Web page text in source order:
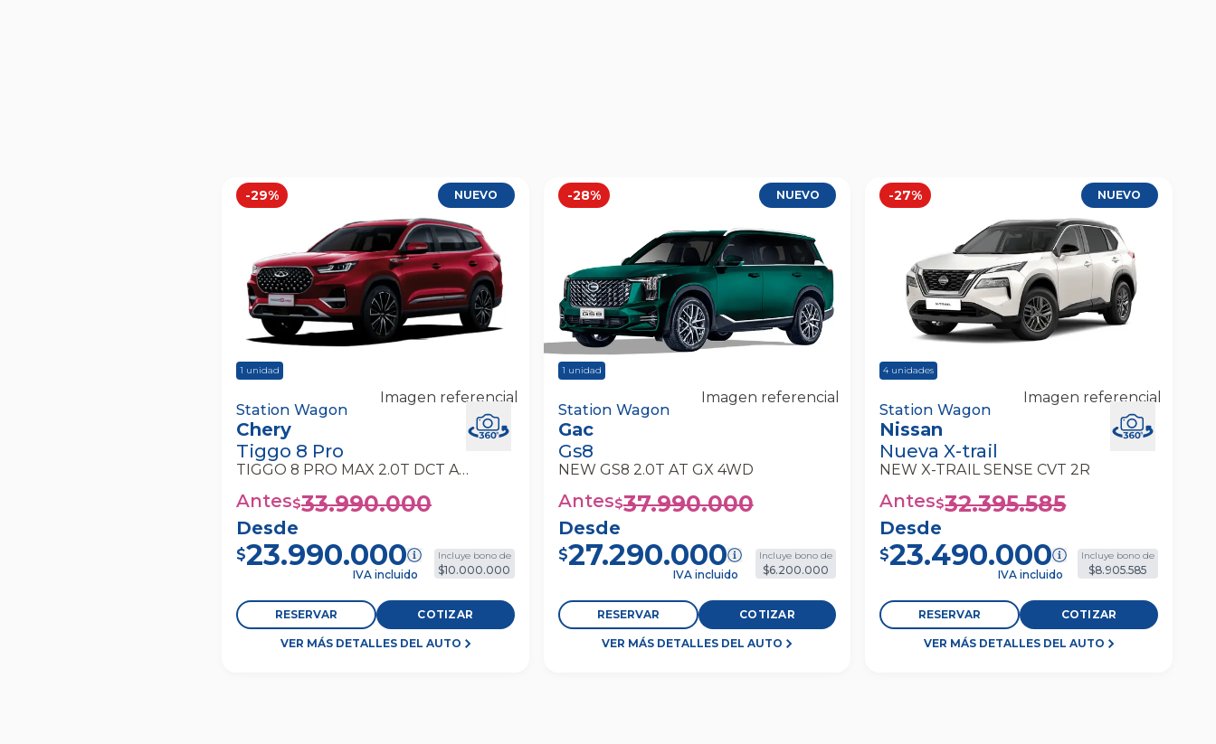
-29% NUEVO
1 unidad
Imagen referencial
Chery Tiggo 8 Pro Tiggo 8 Pro Max 2.0t
Dct Awd Station Wagon
Station Wagon
Chery
Tiggo 8 Pro
TIGGO 8 PRO MAX 2.0T DCT AWD
Antes$33.990.000
Desde
$23.990.000
IVA incluido
Incluye bono de
$10.000.000
RESERVAR COTIZAR
VER MÁS DETALLES DEL AUTO
-28% NUEVO
1 unidad
Imagen referencial
Gac Gs8 New Gs8 2.0t At Gx 4wd
Station Wagon
Station Wagon
Gac
Gs8
NEW GS8 2.0T AT GX 4WD
Antes$37.990.000
Desde
$27.290.000
IVA incluido
Incluye bono de
$6.200.000
RESERVAR COTIZAR
VER MÁS DETALLES DEL AUTO
-27% NUEVO
4 unidades
Imagen referencial
Nissan Nueva X-Trail New X-Trail Sense
Cvt 2r Station Wagon
Station Wagon
Nissan
Nueva X-trail
NEW X-TRAIL SENSE CVT 2R
Antes$32.395.585
Desde
$23.490.000
IVA incluido
Incluye bono de
$8.905.585
RESERVAR COTIZAR
VER MÁS DETALLES DEL AUTO